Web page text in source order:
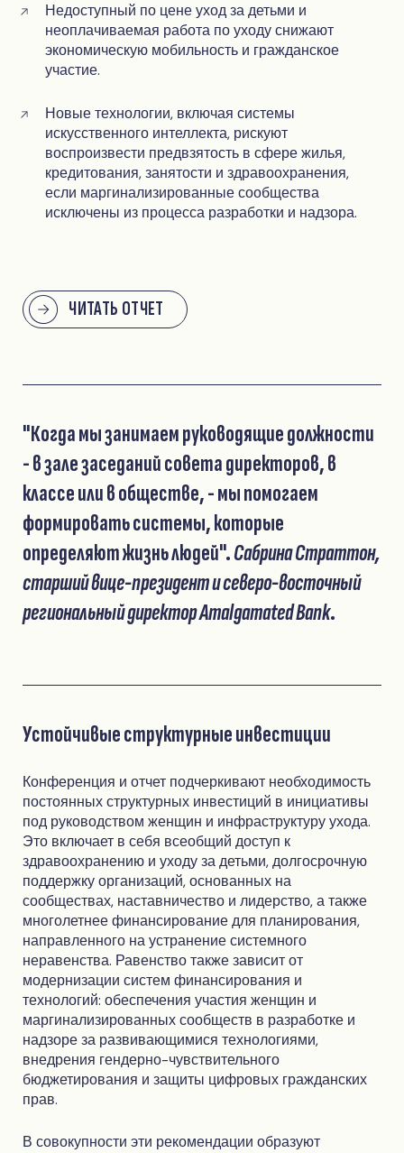
Недоступный по цене уход за детьми и
неоплачиваемая работа по уходу снижают
экономическую мобильность и гражданское
участие.
Новые технологии, включая системы
искусственного интеллекта, рискуют
воспроизвести предвзятость в сфере жилья,
кредитования, занятости и здравоохранения,
если маргинализированные сообщества
исключены из процесса разработки и надзора.
ЧИТАТЬ ОТЧЕТ
"Когда мы занимаем руководящие должности
- в зале заседаний совета директоров, в
классе или в обществе, - мы помогаем
формировать системы, которые
определяют жизнь людей".Сабрина Страттон,
старший вице-президент и северо-восточный
региональный директор Amalgamated Bank.
Устойчивые структурные инвестиции
Конференция и отчет подчеркивают необходимость
постоянных структурных инвестиций в инициативы
под руководством женщин и инфраструктуру ухода.
Это включает в себя всеобщий доступ к
здравоохранению и уходу за детьми, долгосрочную
поддержку организаций, основанных на
сообществах, наставничество и лидерство, а также
многолетнее финансирование для планирования,
направленного на устранение системного
неравенства. Равенство также зависит от
модернизации систем финансирования и
технологий: обеспечения участия женщин и
маргинализированных сообществ в разработке и
надзоре за развивающимися технологиями,
внедрения гендерно-чувствительного
бюджетирования и защиты цифровых гражданских
прав.
В совокупности эти рекомендации образуют